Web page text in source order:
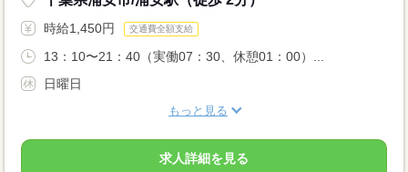
時給1,450円 交通費全額支給
13：10〜21：40（実働07：30、休憩01：00）...
日曜日
もっと見る
求人詳細を見る